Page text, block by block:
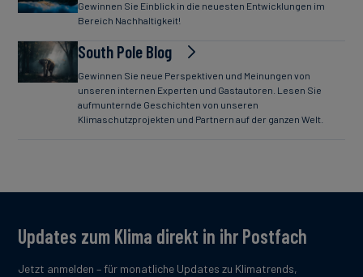
Gewinnen Sie Einblick in die neuesten Entwicklungen im
Bereich Nachhaltigkeit!
South Pole Blog
Gewinnen Sie neue Perspektiven und Meinungen von
unseren internen Experten und Gastautoren. Lesen Sie
aufmunternde Geschichten von unseren
Klimaschutzprojekten und Partnern auf der ganzen Welt.
Updates zum Klima direkt in ihr Postfach
Jetzt anmelden – für monatliche Updates zu Klimatrends,